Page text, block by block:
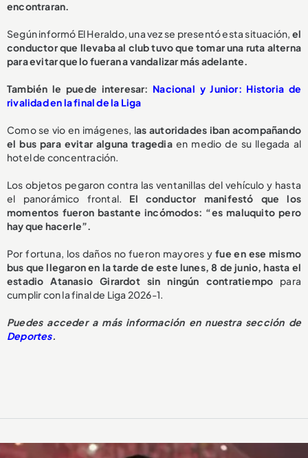
encontraran.
Según informó El Heraldo, una vez se presentó esta situación, el
conductor que llevaba al club tuvo que tomar una ruta alterna
para evitar que lo fueran a vandalizar más adelante.
También le puede interesar: Nacional y Junior: Historia de
rivalidad en la final de la Liga
Como se vio en imágenes, las autoridades iban acompañando
el bus para evitar alguna tragediaen medio de su llegada al
hotel de concentración.
Los objetos pegaron contra las ventanillas del vehículo y hasta
el panorámico frontal. El conductor manifestó que los
momentos fueron bastante incómodos: “es maluquito pero
hay que hacerle”.
Por fortuna, los daños no fueron mayores yfue en ese mismo
bus que llegaron en la tarde de este lunes, 8 de junio, hasta el
estadio Atanasio Girardot sin ningún contratiempo para
cumplir con la final de Liga 2026-1.
Puedes acceder a más información en nuestra sección de
Deportes.